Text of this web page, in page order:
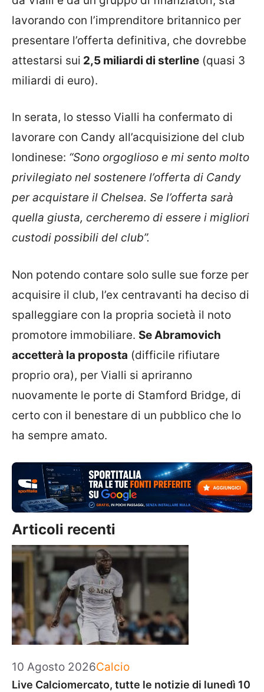
lavorando con l’imprenditore britannico per
presentare l’offerta definitiva, che dovrebbe
attestarsi sui 2,5 miliardi di sterline (quasi 3
miliardi di euro).
In serata, lo stesso Vialli ha confermato di
lavorare con Candy all’acquisizione del club
londinese: “Sono orgoglioso e mi sento molto
privilegiato nel sostenere l’offerta di Candy
per acquistare il Chelsea. Se l’offerta sarà
quella giusta, cercheremo di essere i migliori
custodi possibili del club”.
Non potendo contare solo sulle sue forze per
acquisire il club, l’ex centravanti ha deciso di
spalleggiare con la propria società il noto
promotore immobiliare. Se Abramovich
accetterà la proposta (difficile rifiutare
proprio ora), per Vialli si apriranno
nuovamente le porte di Stamford Bridge, di
certo con il benestare di un pubblico che lo
ha sempre amato.
Articoli recenti
10 Agosto 2026Categorie
Calcio
Live Calciomercato, tutte le notizie di lunedì 10